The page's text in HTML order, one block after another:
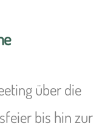
über die
bis hin zur